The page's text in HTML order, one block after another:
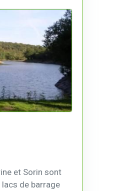
et Sorin sont
de barrage